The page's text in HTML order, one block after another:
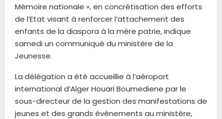
Mémoire nationale », en concrétisation des efforts
de l’Etat visant à renforcer l’attachement des
enfants de la diaspora à la mère patrie, indique
samedi un communiqué du ministère de la
Jeunesse.
La délégation a été accueillie à l’aéroport
international d’Alger Houari Boumediene par le
sous-directeur de la gestion des manifestations de
jeunes et des grands évènements au ministère,